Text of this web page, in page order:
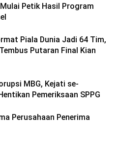
Petik Hasil Program
Piala Dunia Jadi 64 Tim,
Putaran Final Kian
MBG, Kejati se-
Pemeriksaan SPPG
Perusahaan Penerima